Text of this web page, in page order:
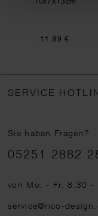
11,99 €
SERVICE
Sie haben Fragen?
Telefonnummer
05251 2882
von Mo. - Fr. 8:30 -
service@rico-